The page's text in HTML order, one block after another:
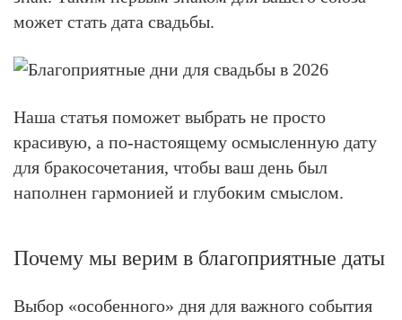
может стать дата свадьбы.
Наша статья поможет выбрать не просто
красивую, а по-настоящему осмысленную дату
для бракосочетания, чтобы ваш день был
наполнен гармонией и глубоким смыслом.
Почему мы верим в благоприятные даты
Выбор «особенного» дня для важного события